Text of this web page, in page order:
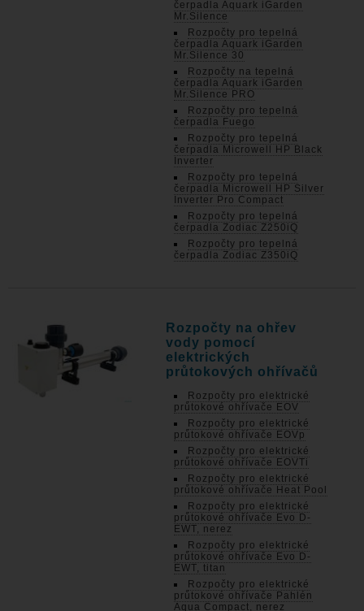
čerpadla Aquark iGarden
Mr.Silence
Rozpočty pro tepelná
čerpadla Aquark iGarden
Mr.Silence 30
Rozpočty na tepelná
čerpadla Aquark iGarden
Mr.Silence PRO
Rozpočty pro tepelná
čerpadla Fuego
Rozpočty pro tepelná
čerpadla Microwell HP Black
Inverter
Rozpočty pro tepelná
čerpadla Microwell HP Silver
Inverter Pro Compact
Rozpočty pro tepelná
čerpadla Zodiac Z250iQ
Rozpočty pro tepelná
čerpadla Zodiac Z350iQ
Rozpočty na ohřev
vody pomocí
elektrických
průtokových ohřívačů
Rozpočty pro elektrické
průtokové ohřívače EOV
Rozpočty pro elektrické
průtokové ohřívače EOVp
Rozpočty pro elektrické
průtokové ohřívače EOVTi
Rozpočty pro elektrické
průtokové ohřívače Heat Pool
Rozpočty pro elektrické
průtokové ohřívače Evo D-
EWT, nerez
Rozpočty pro elektrické
průtokové ohřívače Evo D-
EWT, titan
Rozpočty pro elektrické
průtokové ohřívače Pahlén
Aqua Compact, nerez